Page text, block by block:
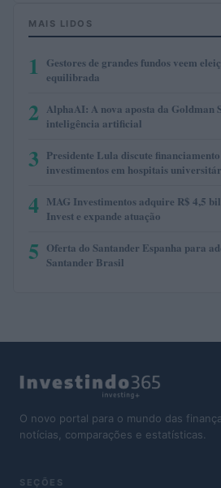
MAIS LIDOS
1
Gestores de grandes fundos veem
equilibrada
2 AlphaAI: A nova aposta da Goldman
inteligência artificial
3 Presidente Lula discute financiamento
investimentos em hospitais
4 MAG Investimentos adquire R$ 4,5
Invest e expande atuação
5 Oferta do Santander Espanha para
Santander Brasil
O novo portal para o mundo das
notícias, comparações e estatísticas.
SEÇÕES